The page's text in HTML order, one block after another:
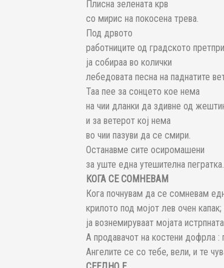
Плисна зелената крв
со мирис на покосена трева.
Под дрвото
работниците од градското
ја собираа во колички
лебедовата песна на паднатите
Таа пее за сонцето кое нема
на чии дланки да здивне од
и за ветерот кој нема
во чии пазуви да се смири.
Останавме сите осиромашени
за уште една утешителна пегратка.
КОГА СЕ СОМНЕВАМ
Кога почнувам да се сомневам
крилото под мојот лев очен
ја вознемируваат мојата
А продавачот на костени дофрла :
Ангелите се со тебе, вели, и те